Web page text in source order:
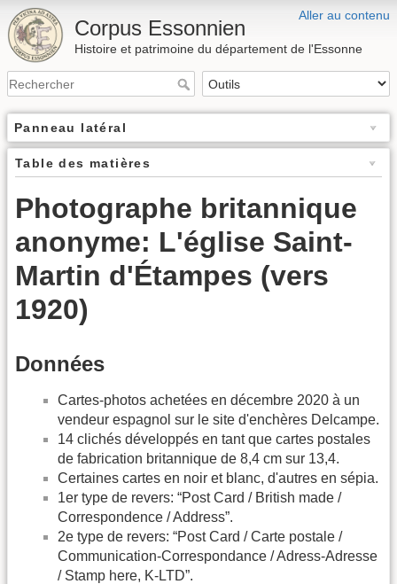
Aller au contenu
Corpus Essonnien
Histoire et patrimoine du département de l'Essonne
Panneau latéral
Table des matières
Photographe britannique
anonyme: L'église Saint-
Martin d'Étampes (vers
1920)
Données
Cartes-photos achetées en décembre 2020 à un
vendeur espagnol sur le site d'enchères Delcampe.
14 clichés développés en tant que cartes postales
de fabrication britannique de 8,4 cm sur 13,4.
Certaines cartes en noir et blanc, d'autres en sépia.
1er type de revers: “Post Card / British made /
Correspondence / Address”.
2e type de revers: “Post Card / Carte postale /
Communication-Correspondance / Adress-Adresse
/ Stamp here, K-LTD”.